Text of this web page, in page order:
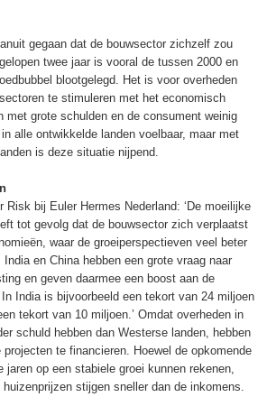
gegaan dat de bouwsector zichzelf zou
twee jaar is vooral de tussen 2000 en
blootgelegd. Het is voor overheden
te stimuleren met het economisch
met grote schulden en de consument weinig
alle ontwikkelde landen voelbaar, maar met
is deze situatie nijpend.
Risk bij Euler Hermes Nederland: ‘De moeilijke
tot gevolg dat de bouwsector zich verplaatst
waar de groeiperspectieven veel beter
en China hebben een grote vraag naar
en geven daarmee een boost aan de
India is bijvoorbeeld een tekort van 24 miljoen
tekort van 10 miljoen.’ Omdat overheden in
schuld hebben dan Westerse landen, hebben
te financieren. Hoewel de opkomende
jaren op een stabiele groei kunnen rekenen,
stijgen sneller dan de inkomens.